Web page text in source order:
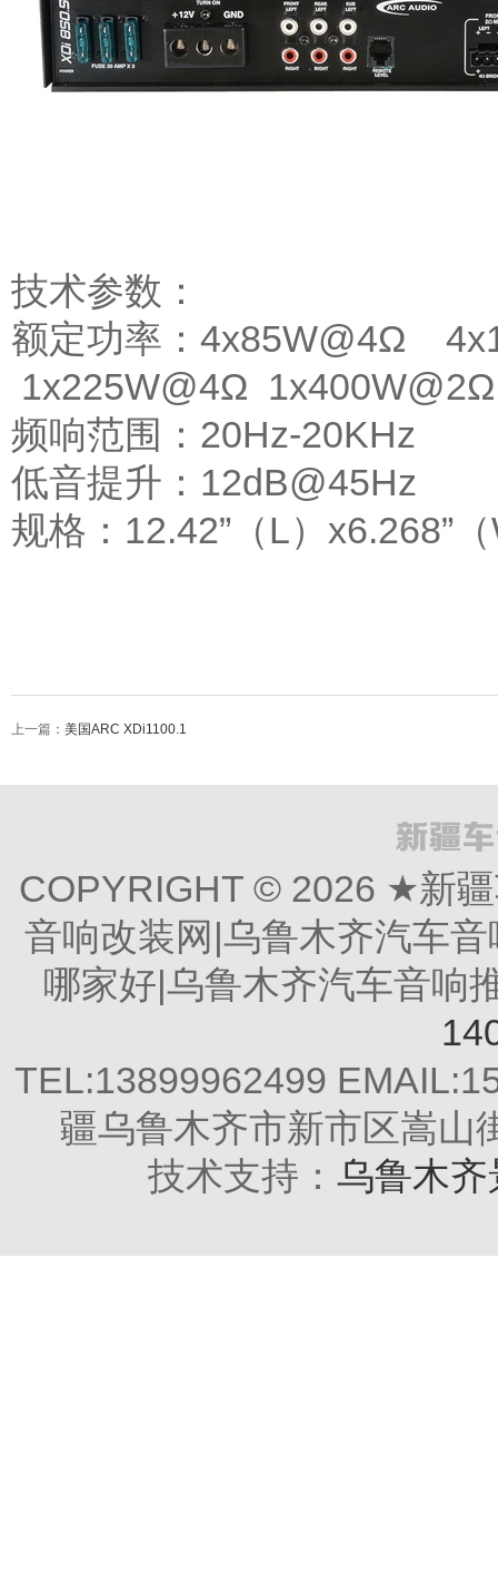
技术参数：
额定功率：4x85W@4Ω
1x225W@4Ω 1x400W@2Ω
频响范围：20Hz-20KHz
低音提升：12dB@45Hz
规格：12.42”（L）x6.268”
上一篇： 美国ARC XDi1100.1
COPYRIGHT © 2026 ★新
音响改装网|乌鲁木齐汽车
哪家好|乌鲁木齐汽车音响
TEL:13899962499
疆乌鲁木齐市新市区嵩山
技术支持： 乌鲁木